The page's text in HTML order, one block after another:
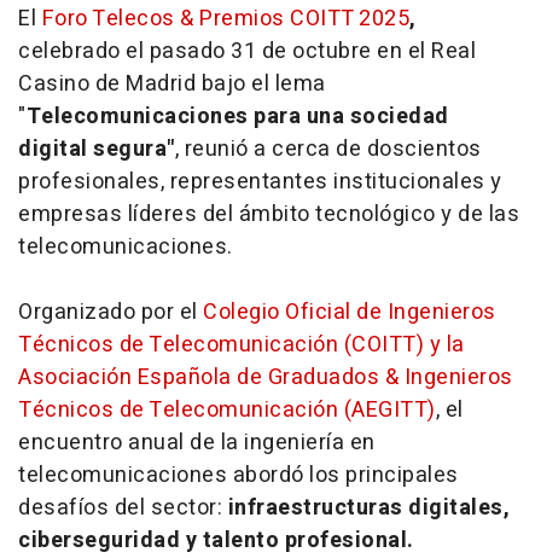
El Foro Telecos & Premios COITT 2025,
celebrado el pasado 31 de octubre en el Real
Casino de Madrid bajo el lema
"Telecomunicaciones para una sociedad
digital segura", reunió a cerca de doscientos
profesionales, representantes institucionales y
empresas líderes del ámbito tecnológico y de las
telecomunicaciones.
Organizado por el Colegio Oficial de Ingenieros
Técnicos de Telecomunicación (COITT) y la
Asociación Española de Graduados & Ingenieros
Técnicos de Telecomunicación (AEGITT), el
encuentro anual de la ingeniería en
telecomunicaciones abordó los principales
desafíos del sector: infraestructuras digitales,
ciberseguridad y talento profesional.